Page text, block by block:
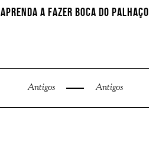
APRENDA A FAZER BOCA DO PALHAÇO
Antigos Antigos